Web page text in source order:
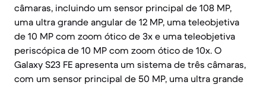
câmaras, incluindo um sensor principal de 108 MP,
uma ultra grande angular de 12 MP, uma teleobjetiva
de 10 MP com zoom ótico de 3x e uma teleobjetiva
periscópica de 10 MP com zoom ótico de 10x. O
Galaxy S23 FE apresenta um sistema de três câmaras,
com um sensor principal de 50 MP, uma ultra grande